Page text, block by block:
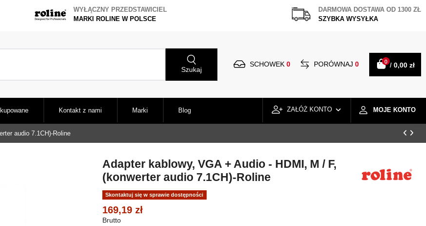
WYŁĄCZNY PRZEDSTAWICIEL
MARKI ROLINE W POLSCE
DARMOWA DOSTAWA OD 1300 ZŁ
SZYBKA WYSYŁKA
Szukaj
SCHOWEK 0 PORÓWNAJ 0 0 / 0,00 zł
Kontakt z nami Marki Blog MOJE KONTO
ZAŁÓŻ KONTO
audio 7.1CH)-Roline
Adapter kablowy, VGA + Audio - HDMI, M / F,
(konwerter audio 7.1CH)-Roline
Skontaktuj się w sprawie dostępności
169,19 zł
Brutto